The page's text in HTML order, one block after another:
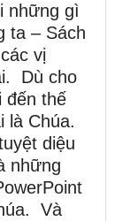
những gì
ta – Sách
vị
Dù cho
đến thế
là Chúa.
diệu
những
Và